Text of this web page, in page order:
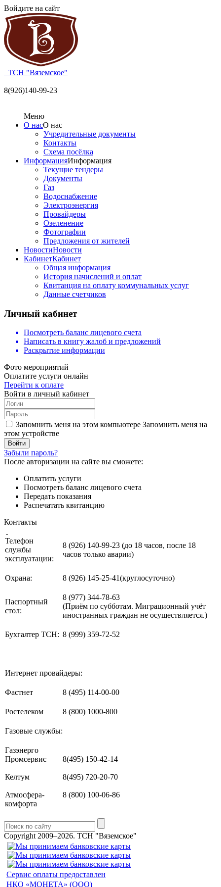
Войдите на сайт
ТСН "Вяземское"
8(926)140-99-23
Меню
О насО нас
Учредительные документы
Контакты
Схема посёлка
ИнформацияИнформация
Текущие тендеры
Документы
Газ
Водоснабжение
Электроэнергия
Провайдеры
Озеленение
Фотографии
Предложения от жителей
НовостиНовости
КабинетКабинет
Общая информация
История начислений и оплат
Квитанция на оплату коммунальных услуг
Данные счетчиков
Личный кабинет
Посмотреть баланс лицевого счета
Написать в книгу жалоб и предложений
Раскрытие информации
Фото мероприятий
Оплатите услуги онлайн
Перейти к оплате
Войти в личный кабинет
Запомнить меня на этом компьютере Запомнить меня на
этом устройстве
Забыли пароль?
После авторизации на сайте вы сможете:
Оплатить услуги
Посмотреть баланс лицевого счета
Передать показания
Распечатать квитанцию
Контакты
Телефон
службы
эксплуатации:
8 (926) 140-99-23 (до 18 часов, после 18
часов только аварии)
Охрана: 8 (926) 145-25-41(круглосуточно)
Паспортный
стол:
8 (977) 344-78-63
(Приём по субботам. Миграционный учёт
иностранных граждан не осуществляется.)
Бухгалтер ТСН: 8 (999) 359-72-52
Интернет провайдеры:
Фастнет 8 (495) 114-00-00
Ростелеком 8 (800) 1000-800
Газовые службы:
Газэнерго
Промсервис
Келтум
Атмосфера-
комфорта
8(495) 150-42-14
8(495) 720-20-70
8 (800) 100-06-86
Copyright 2009–2026. ТСН "Вяземское"
Сервис оплаты предоставлен
НКО «МОНЕТА» (ООО)